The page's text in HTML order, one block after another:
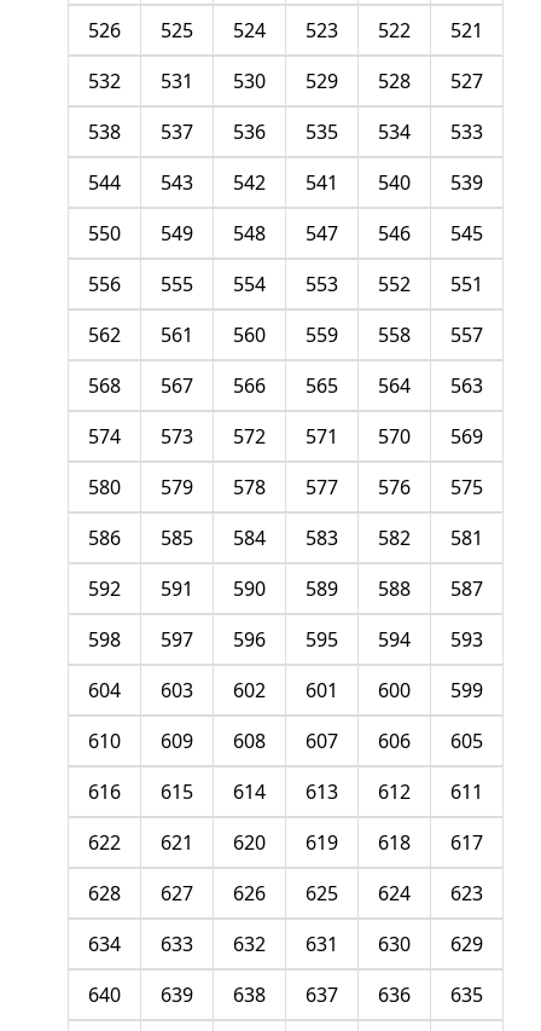
521
522
523
524
525
526
527
528
529
530
531
532
533
534
535
536
537
538
539
540
541
542
543
544
545
546
547
548
549
550
551
552
553
554
555
556
557
558
559
560
561
562
563
564
565
566
567
568
569
570
571
572
573
574
575
576
577
578
579
580
581
582
583
584
585
586
587
588
589
590
591
592
593
594
595
596
597
598
599
600
601
602
603
604
605
606
607
608
609
610
611
612
613
614
615
616
617
618
619
620
621
622
623
624
625
626
627
628
629
630
631
632
633
634
635
636
637
638
639
640